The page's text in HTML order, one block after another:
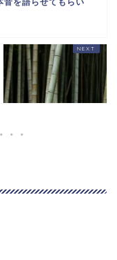
音を語らせてもらい